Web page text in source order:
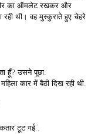
का ऑमलेट रखकर और
थी। वह मुस्कुराते हुए चेहरे
हूँ? उसने पूछा.
कार में बैठी दिख रही थी.
कतार टूट गई..